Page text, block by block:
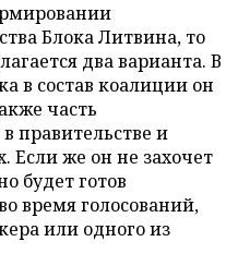
Блока Литвина, то
два варианта. В
в состав коалиции он
часть
правительстве и
Если же он не захочет
будет готов
время голосований,
или одного из